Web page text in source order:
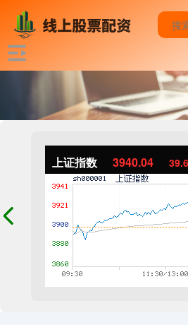
上证指数 3940.04